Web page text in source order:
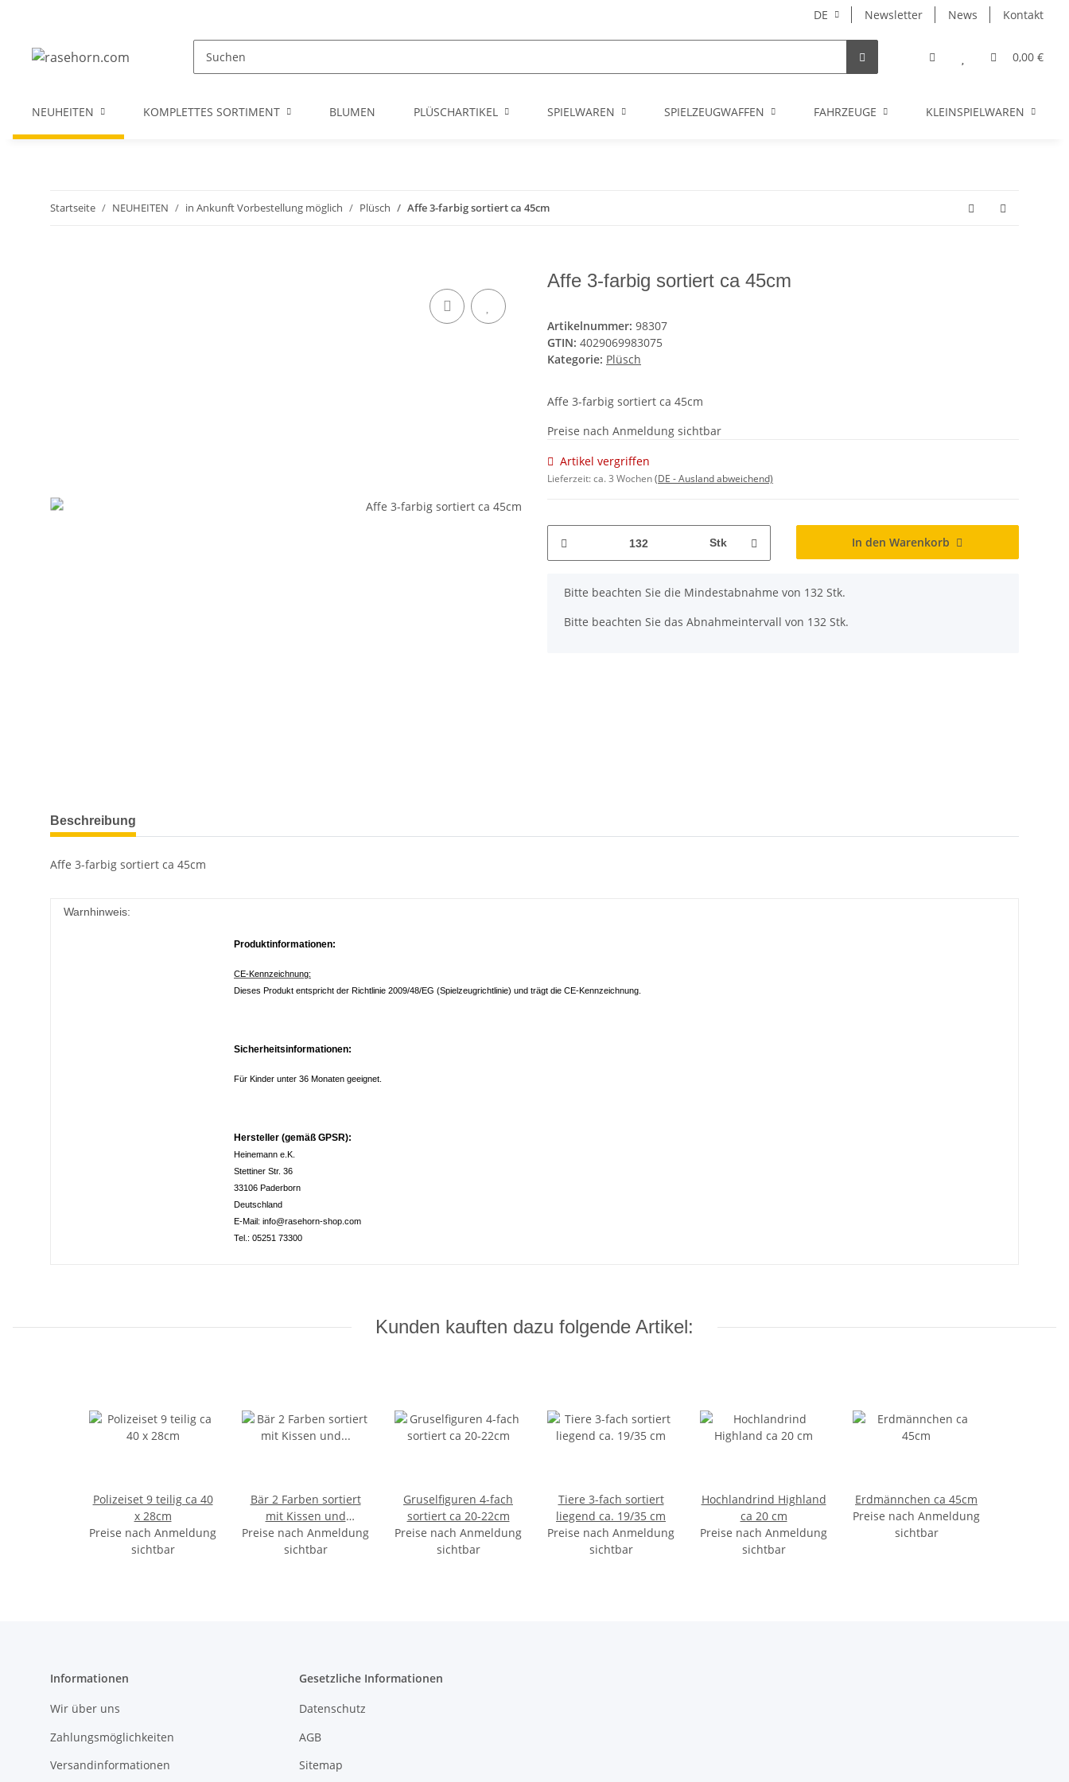
DE Newsletter News Kontakt
0,00 €
NEUHEITEN KOMPLETTES SORTIMENT BLUMEN PLÜSCHARTIKEL SPIELWAREN SPIELZEUGWAFFEN FAHRZEUGE KLEINSPIELWAREN
Startseite NEUHEITEN in Ankunft Vorbestellung möglich Plüsch Affe 3-farbig sortiert ca 45cm
Affe 3-farbig sortiert ca 45cm
Artikelnummer: 98307
GTIN: 4029069983075
Kategorie: Plüsch
Affe 3-farbig sortiert ca 45cm
Preise nach Anmeldung sichtbar
Artikel vergriffen
Lieferzeit:ca. 3 Wochen(DE - Ausland abweichend)
Stk In den Warenkorb
x
Bitte beachten Sie die Mindestabnahme von 132 Stk.
Bitte beachten Sie das Abnahmeintervall von 132 Stk.
Beschreibung
Affe 3-farbig sortiert ca 45cm
Warnhinweis:
Produktinformationen:
CE-Kennzeichnung:
Dieses Produkt entspricht der Richtlinie 2009/48/EG (Spielzeugrichtlinie) und trägt die CE-Kennzeichnung.
Sicherheitsinformationen:
Für Kinder unter 36 Monaten geeignet.
Hersteller (gemäß GPSR):
Heinemann e.K.
Stettiner Str. 36
33106 Paderborn
Deutschland
E-Mail: info@rasehorn-shop.com
Tel.: 05251 73300
Kunden kauften dazu folgende Artikel:
Polizeiset 9 teilig ca 40
x 28cm
Preise nach Anmeldung
sichtbar
Bär 2 Farben sortiert
mit Kissen und
Schlafmütze ca
57/90cm
Preise nach Anmeldung
sichtbar
Gruselfiguren 4-fach
sortiert ca 20-22cm
Preise nach Anmeldung
sichtbar
Tiere 3-fach sortiert
liegend ca. 19/35 cm
Preise nach Anmeldung
sichtbar
Hochlandrind Highland
ca 20 cm
Preise nach Anmeldung
sichtbar
Erdmännchen ca 45cm
Preise nach Anmeldung
sichtbar
Informationen
Wir über uns
Zahlungsmöglichkeiten
Versandinformationen
Gesetzliche Informationen
Datenschutz
AGB
Sitemap